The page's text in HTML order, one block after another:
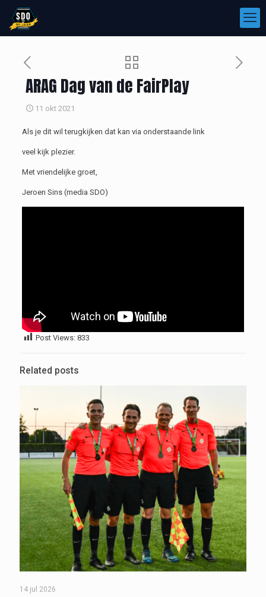
ARAG Dag van de FairPlay
11 okt 2021
Als je dit wil terugkijken dat kan via onderstaande link
veel kijk plezier.
Met vriendelijke groet,
Jeroen Sins (media SDO)
Post Views: 833
Related posts
14 jul 2026